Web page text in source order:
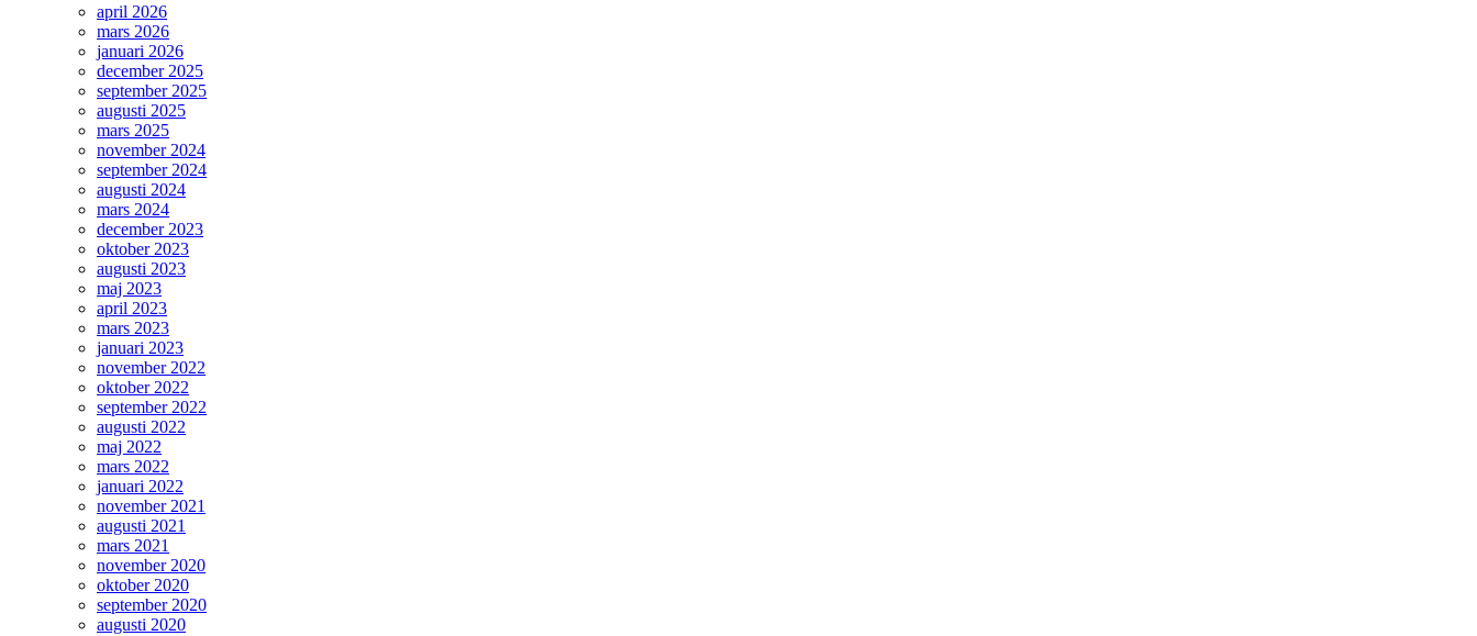
april 2026
mars 2026
januari 2026
december 2025
september 2025
augusti 2025
mars 2025
november 2024
september 2024
augusti 2024
mars 2024
december 2023
oktober 2023
augusti 2023
maj 2023
april 2023
mars 2023
januari 2023
november 2022
oktober 2022
september 2022
augusti 2022
maj 2022
mars 2022
januari 2022
november 2021
augusti 2021
mars 2021
november 2020
oktober 2020
september 2020
augusti 2020